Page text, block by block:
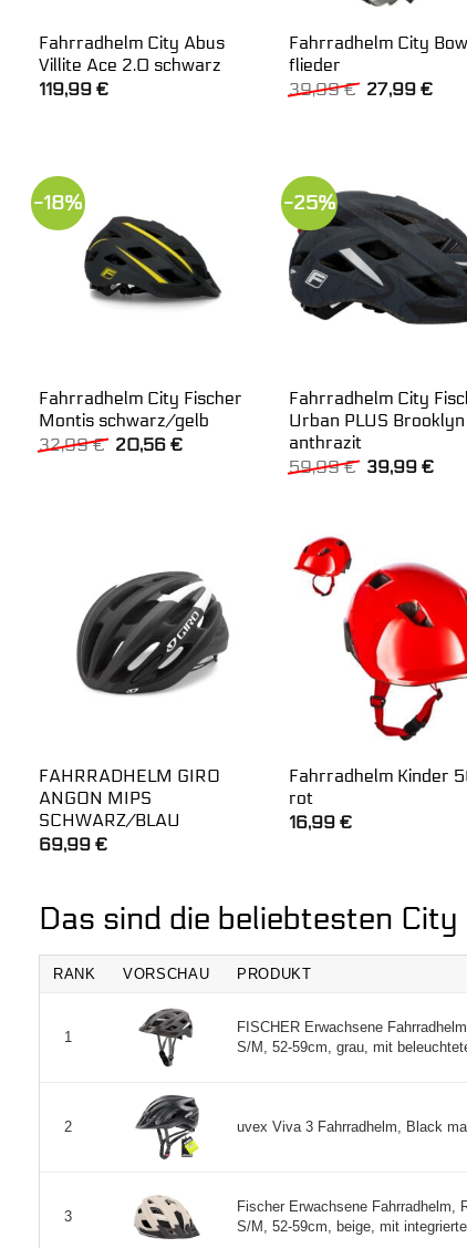
Fahrradhelm City Abus
Villite Ace 2.0 schwarz
119,99 €
Fahrradhelm City
flieder
39,99€
Preis
27,99 €
-18%
Fahrradhelm City Fischer
Montis schwarz/gelb
32,99€ Ursprünglicher
Preis
20,56 €Aktueller
-25%
Fahrradhelm City
Urban PLUS Brooklyn
anthrazit
59,99€
Preis
39,99 €
FAHRRADHELM GIRO
ANGON MIPS
SCHWARZ/BLAU
69,99 €
Fahrradhelm Kinder
rot
16,99€
Das sind die beliebtesten
RANK VORSCHAU PRODUKT
1
FISCHER Erwachsene
S/M, 52-59cm, grau, mit
2 uvex Viva 3 Fahrradhelm, Black
3
Fischer Erwachsene Fahrradhelm,
S/M, 52-59cm, beige, mit